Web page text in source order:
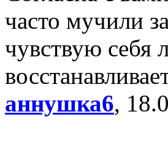
часто мучили
чувствую
аннушка6,